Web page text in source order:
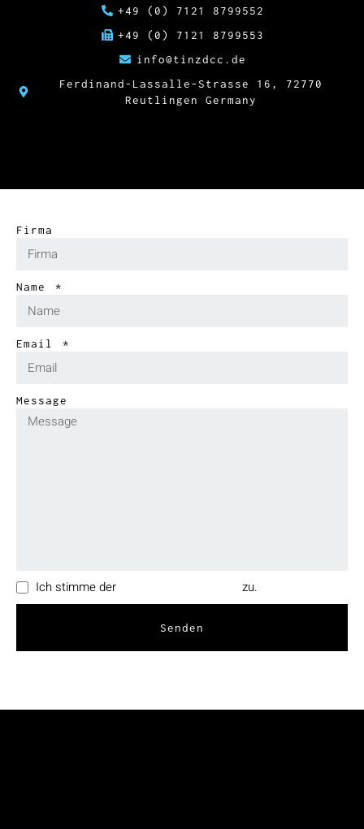
+49 (0) 7121 8799552
+49 (0) 7121 8799553
info@tinzdcc.de
Ferdinand-Lassalle-Strasse 16, 72770
Reutlingen Germany
Firma
Name
Email
Message
Ich stimme der zu.
Senden